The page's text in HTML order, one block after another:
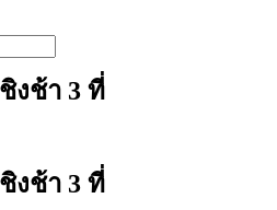
งช้า 3 ที่
งช้า 3 ที่